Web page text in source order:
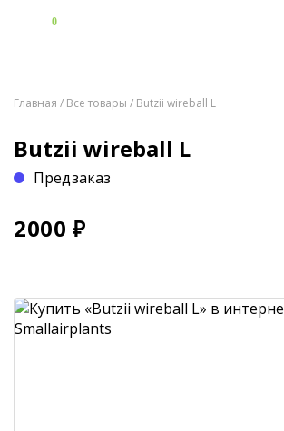
0
Главная / Все товары / Butzii wireball L
Butzii wireball L
Предзаказ
2000 ₽